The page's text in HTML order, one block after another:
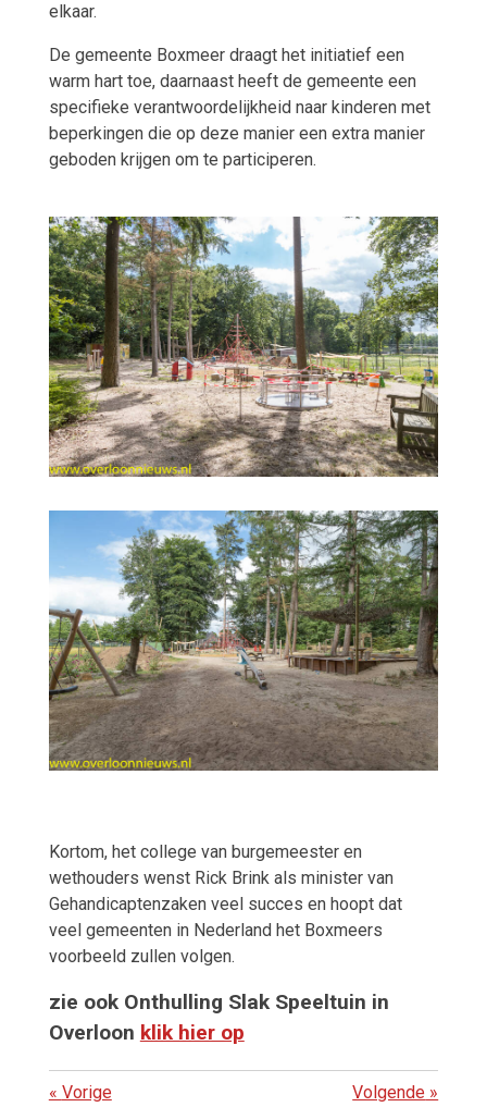
elkaar.
De gemeente Boxmeer draagt het initiatief een
warm hart toe, daarnaast heeft de gemeente een
specifieke verantwoordelijkheid naar kinderen met
beperkingen die op deze manier een extra manier
geboden krijgen om te participeren.
Kortom, het college van burgemeester en
wethouders wenst Rick Brink als minister van
Gehandicaptenzaken veel succes en hoopt dat
veel gemeenten in Nederland het Boxmeers
voorbeeld zullen volgen.
zie ook Onthulling Slak Speeltuin in
Overloon klik hier op
« Vorige Volgende »